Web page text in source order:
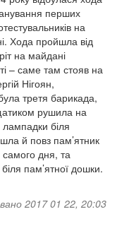
перших
на
Хода пройшла від
на майдані
– саме там стояв на
Нігоян,
третя барикада,
рушила на
біля
й повз пам’ятник
дня, та
пам’ятної дошки.
2017 01 22, 20:03